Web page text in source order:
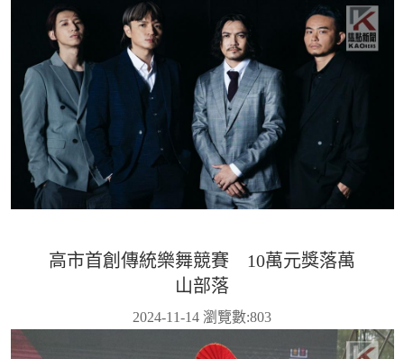
高市首創傳統樂舞競賽 10萬元獎落萬
山部落
2024-11-14 瀏覽數:803